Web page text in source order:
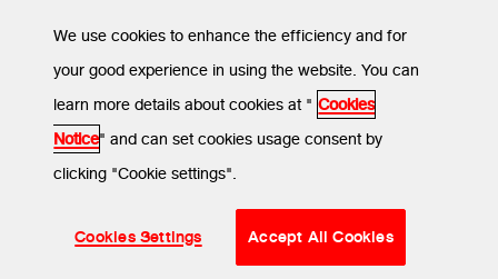
SEND
© SCG CBM 2024. All Rights Reserved.
ข้อกำหนดและเงื่อนไข
นโยบายการใช้คุกกี้
We use cookies to enhance the efficiency and for
your good experience in using the website. You can
learn more details about cookies at " Cookies
Notice" and can set cookies usage consent by
clicking "Cookie settings".
Cookies Settings Accept All Cookies